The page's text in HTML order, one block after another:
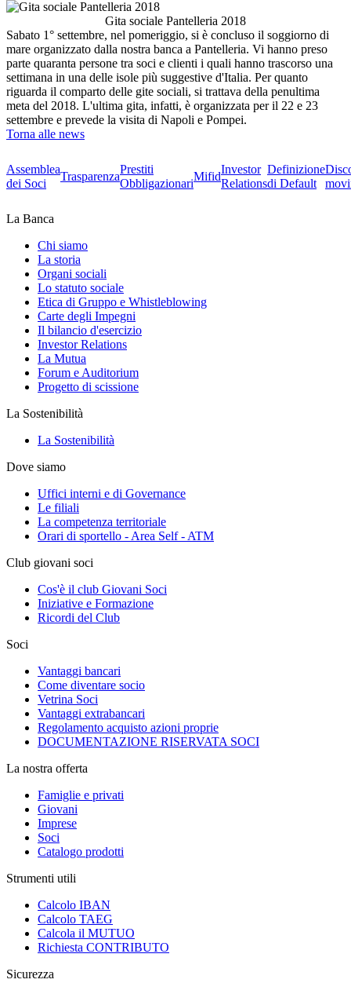
Gita sociale Pantelleria 2018
Sabato 1° settembre, nel pomeriggio, si è concluso il soggiorno di
mare organizzato dalla nostra banca a Pantelleria. Vi hanno preso
parte quaranta persone tra soci e clienti i quali hanno trascorso una
settimana in una delle isole più suggestive d'Italia. Per quanto
riguarda il comparto delle gite sociali, si trattava della penultima
meta del 2018. L'ultima gita, infatti, è organizzata per il 22 e 23
settembre e prevede la visita di Napoli e Pompei.
Torna alle news
Assemblea
dei Soci
Trasparenza
Prestiti
Obbligazionari
Mifid
Investor
Relations
Definizione
di Default
La Banca
Chi siamo
La storia
Organi sociali
Lo statuto sociale
Etica di Gruppo e Whistleblowing
Carte degli Impegni
Il bilancio d'esercizio
Investor Relations
La Mutua
Forum e Auditorium
Progetto di scissione
La Sostenibilità
La Sostenibilità
Dove siamo
Uffici interni e di Governance
Le filiali
La competenza territoriale
Orari di sportello - Area Self - ATM
Club giovani soci
Cos'è il club Giovani Soci
Iniziative e Formazione
Ricordi del Club
Soci
Vantaggi bancari
Come diventare socio
Vetrina Soci
Vantaggi extrabancari
Regolamento acquisto azioni proprie
DOCUMENTAZIONE RISERVATA SOCI
La nostra offerta
Famiglie e privati
Giovani
Imprese
Soci
Catalogo prodotti
Strumenti utili
Calcolo IBAN
Calcolo TAEG
Calcola il MUTUO
Richiesta CONTRIBUTO
Sicurezza